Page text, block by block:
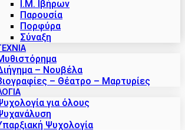
Ι.Μ. Ιβήρων
Παρουσία
Πορφύρα
Σύναξη
– Νουβέλα
– Θέατρο – Μαρτυρίες
για όλους
Ψυχολογία